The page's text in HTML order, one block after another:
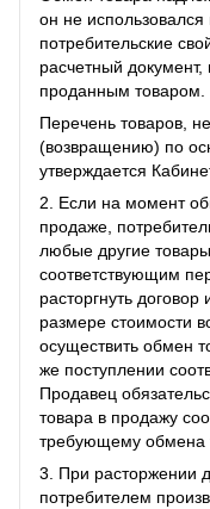
он не использовался
потребительские
расчетный
проданным товаром.
Перечень товаров,
(возвращению) по
утверждается
2. Если на момент
продаже,
любые другие
соответствующим
расторгнуть
размере стоимости
осуществить обмен
же поступлении
Продавец
товара в продажу
требующему обмена
3. При расторжении
потребителем